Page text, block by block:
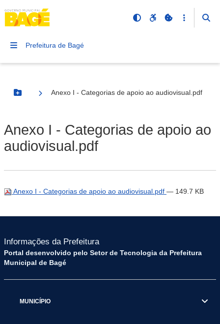
Prefeitura de Bagé
Botão Menu
Anexo I - Categorias de apoio ao audiovisual.pdf
Anexo I - Categorias de apoio ao
audiovisual.pdf
Anexo I - Categorias de apoio ao audiovisual.pdf — 149.7 KB
Informações da Prefeitura
Portal desenvolvido pelo Setor de Tecnologia da Prefeitura
Municipal de Bagé
MUNICÍPIO